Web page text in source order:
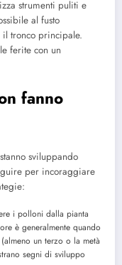
strumenti puliti e
al fusto
tronco principale.
ferite con un
fanno
sviluppando
per incoraggiare
i polloni dalla pianta
è generalmente quando
un terzo o la metà
segni di sviluppo